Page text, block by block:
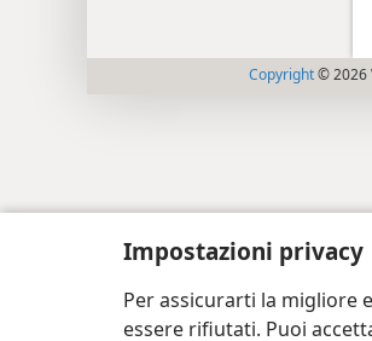
Impostazioni privacy
Per assicurarti la migliore
essere rifiutati. Puoi
Copyright© 2026